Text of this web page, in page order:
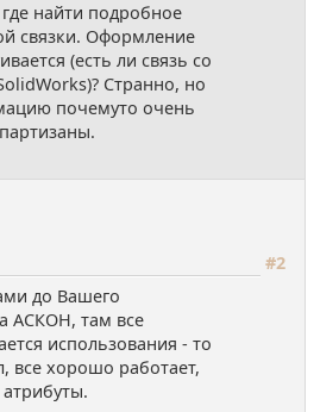
найти подробное
связки. Оформление
(есть ли связь со
Странно, но
почемуто очень
#2
до Вашего
АСКОН, там все
использования - то
все хорошо работает,